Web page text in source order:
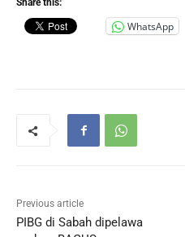
Share this:
WhatsApp
Previous article
PIBG di Sabah dipelawa